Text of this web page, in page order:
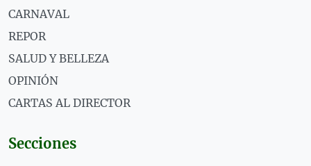
CARNAVAL
REPOR
SALUD Y BELLEZA
OPINIÓN
CARTAS AL DIRECTOR
Secciones